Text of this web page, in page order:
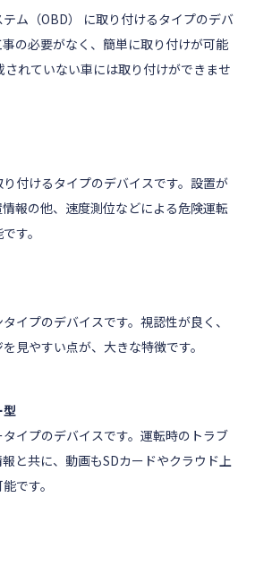
ム（OBD） に取り付けるタイプのデバ
の必要がなく、簡単に取り付けが可能
されていない車には取り付けができませ
付けるタイプのデバイスです。設置が
報の他、速度測位などによる危険運転
す。
イプのデバイスです。視認性が良く、
見やすい点が、大きな特徴です。
型
タイプのデバイスです。運転時のトラブ
と共に、動画もSDカードやクラウド上
です。